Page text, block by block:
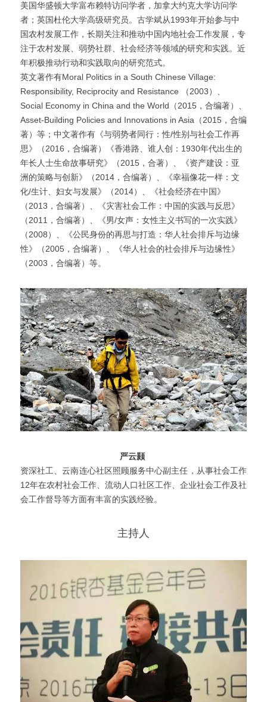
美国华盛顿大学富布赖特访问学者，加拿大约克大学访问学
者；英国杜伦大学高级研究员。古学斌从1993年开始参与中
国农村发展工作，长期关注和推动中国内地社会工作发展，专
注于农村发展、弱势社群、社会经济等领域的研究和实践。近
年积极推动行动和实践取向的研究范式。
英文著作有Moral Politics in a South Chinese Village:
Responsibility, Reciprocity and Resistance （2003）、
Social Economy in China and the World（2015，合编著）、
Asset-Building Policies and Innovations in Asia（2015，合编
著）等；中文著作有《与弱势者同行：性/性别与社会工作再
思》（2016，合编著）《香港路、谁人创：1930年代出生的
年长人士生命故事研究》（2015，合著）、《资产建设：亚
洲的策略与创新》（2014，合编著）、《幸福像花一样：文
化/生计、妇女与发展》（2014）、《社会经济在中国》
（2013，合编著）、《灾害社会工作：中国的实践与反思》
（2011，合编著）、《男/女声：女性主义书写的一次实践》
（2008）、《公民身份的再思与打造：华人社会排斥与边缘
性》（2005，合编著）、《华人社会的社会排斥与边缘性》
（2003，合编著）等。
严云颢
资深社工、云南连心社区照顾服务中心副主任，从事社会工作
12年在农村社会工作、流动人口社区工作、企业社会工作及社
会工作督导等方面有丰富的实践经验。
主持人